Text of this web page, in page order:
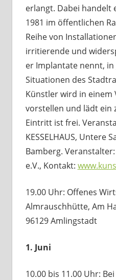
erlangt. Dabei handelt
1981 im öffentlichen
Reihe von
irritierende und
er Implantate nennt, in
Situationen des
Künstler wird in einem
vorstellen und lädt ein
Eintritt ist frei.
KESSELHAUS, Untere
Bamberg.
e.V., Kontakt:
19.00 Uhr: Offenes
Almrauschhütte, Am
96129 Amlingstadt
1. Juni
10.00 bis 11.00 Uhr: